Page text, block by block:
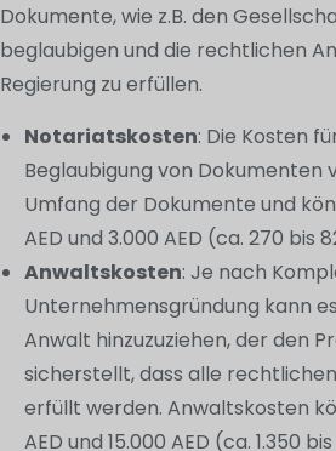
Dokumente, wie z.B. den
beglaubigen und die rechtlichen
Regierung zu erfüllen.
Notariatskosten: Die Kosten
Beglaubigung von Dokumenten
Umfang der Dokumente und
AED und 3.000 AED (ca. 270 bis
Anwaltskosten: Je nach
Unternehmensgründung kann
Anwalt hinzuzuziehen, der den
sicherstellt, dass alle
erfüllt werden. Anwaltskosten
AED und 15.000 AED (ca. 1.350